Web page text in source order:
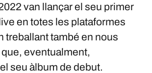
van llançar el seu primer
en totes les plataformes
treballant també en nous
eventualment,
seu àlbum de debut.